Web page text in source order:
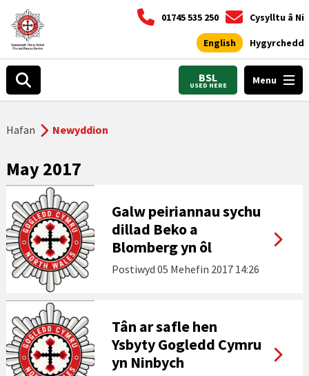
01745 535 250 Cysylltu â Ni
English Hygyrchedd
BSL
USED HERE Menu
Hafan Newyddion
May 2017
Galw peiriannau sychu
dillad Beko a
Blomberg yn ôl
Postiwyd 05 Mehefin 2017 14:26
Tân ar safle hen
Ysbyty Gogledd Cymru
yn Ninbych